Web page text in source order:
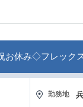
お休み◇フレッ
勤務地